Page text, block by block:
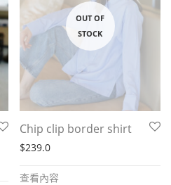
Chip clip border shirt
$239.0
查看內容